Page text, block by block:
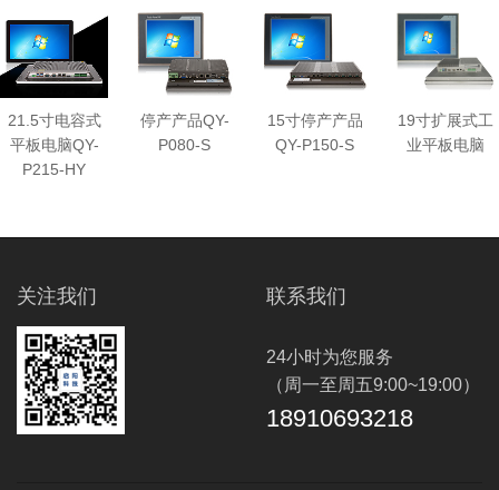
21.5寸电容式
平板电脑QY-
P215-HY
停产产品QY-
P080-S
15寸停产产品
QY-P150-S
19寸扩展式工
业平板电脑
关注我们 联系我们
24小时为您服务
（周一至周五9:00~19:00）
18910693218